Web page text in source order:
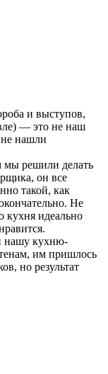
и выступов,
— это не наш
нашли
мы решили делать
он все
такой, как
Не
кухня идеально
нашу кухню-
им пришлось
но результат